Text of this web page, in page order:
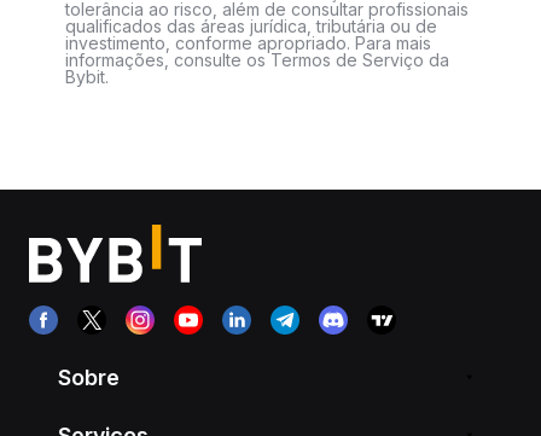
tolerância ao risco, além de consultar profissionais
qualificados das áreas jurídica, tributária ou de
investimento, conforme apropriado. Para mais
informações, consulte os Termos de Serviço da
Bybit.
Sobre